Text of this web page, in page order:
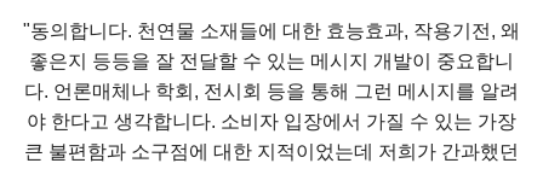
"동의합니다. 천연물 소재들에 대한 효능효과, 작용기전, 왜
좋은지 등등을 잘 전달할 수 있는 메시지 개발이 중요합니
다. 언론매체나 학회, 전시회 등을 통해 그런 메시지를 알려
야 한다고 생각합니다. 소비자 입장에서 가질 수 있는 가장
큰 불편함과 소구점에 대한 지적이었는데 저희가 간과했던